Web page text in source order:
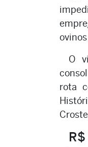
O
rota